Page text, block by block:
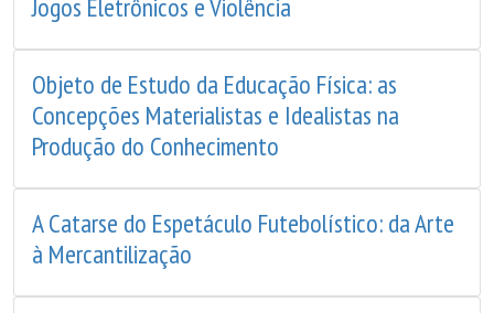
Jogos Eletrônicos e Violência
Objeto de Estudo da Educação Física: as
Concepções Materialistas e Idealistas na
Produção do Conhecimento
A Catarse do Espetáculo Futebolístico: da Arte
à Mercantilização